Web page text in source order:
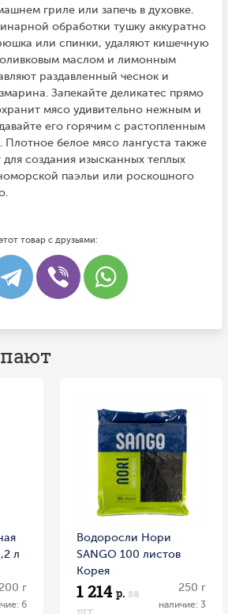
гриле или запечь в духовке.
обработки тушку аккуратно
или спинки, удаляют кишечную
оливковым маслом и лимонным
раздавленный чеснок и
Запекайте деликатес прямо
мясо удивительно нежным и
его горячим с растопленным
белое мясо лангуста также
создания изысканных теплых
паэльи или роскошного
товар с друзьями:
л
г
6
Водоросли Нори
SANGO 100 листов
Корея
1 214 р. за
250 г
наличие: 3